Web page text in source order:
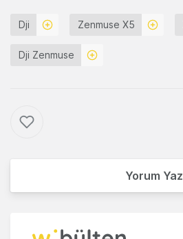
Dji Zenmuse X5
Dji Zenmuse
Yorum Yaz